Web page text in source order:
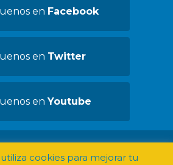
en Facebook
en Twitter
enYoutube
cookies para mejorar tu